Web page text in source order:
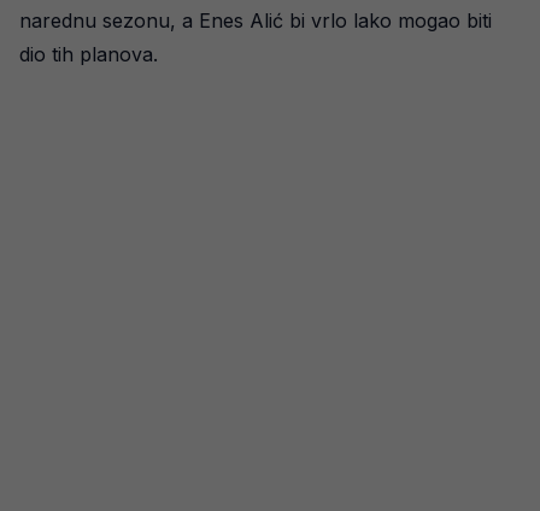
narednu sezonu, a Enes Alić bi vrlo lako mogao biti
dio tih planova.